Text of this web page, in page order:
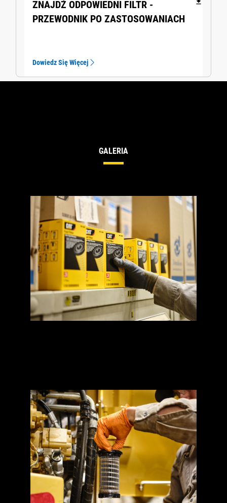
ZNAJDŹ ODPOWIEDNI FILTR -
PRZEWODNIK PO ZASTOSOWANIACH
Dowiedz Się Więcej
GALERIA